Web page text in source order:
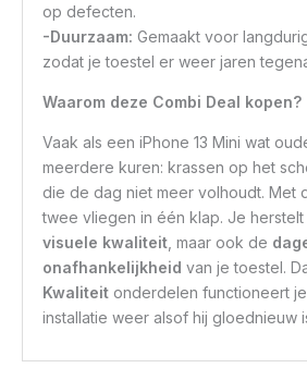
op defecten.
-Duurzaam: Gemaakt voor
zodat je toestel er weer jaren
Waarom deze Combi Deal kopen?
Vaak als een iPhone 13 Mini wat
meerdere kuren: krassen op het
die de dag niet meer volhoudt. Met
twee vliegen in één klap. Je
visuele kwaliteit , maar ook de
onafhankelijkheid van je toestel.
Kwaliteit onderdelen functioneert je
installatie weer alsof hij gloednieuw